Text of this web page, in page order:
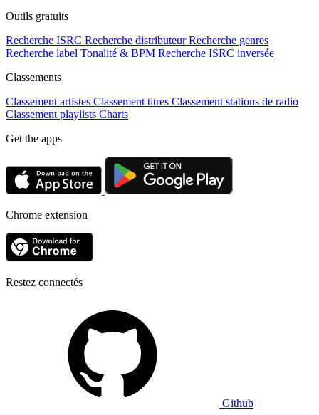
Outils gratuits
Recherche ISRC Recherche distributeur Recherche genres
Recherche label Tonalité & BPM Recherche ISRC inversée
Classements
Classement artistes Classement titres Classement stations de radio
Classement playlists Charts
Get the apps
Chrome extension
Restez connectés
Github